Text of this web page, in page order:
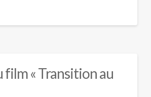
film « Transition au